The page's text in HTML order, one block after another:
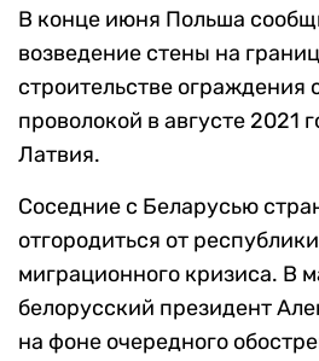
В конце июня Польша
возведение стены на
строительстве ограждения
проволокой в августе 2021
Латвия.
Соседние с Беларусью
отгородиться от
миграционного кризиса. В
белорусский президент
на фоне очередного